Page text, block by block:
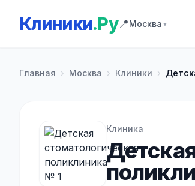
Клиники.Ру📍Москва ▼
Главная › Москва › Клиники ›
Клиника